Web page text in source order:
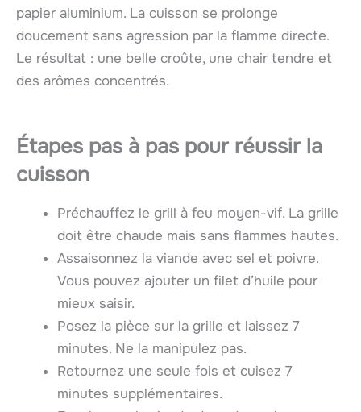
papier aluminium. La cuisson se prolonge
doucement sans agression par la flamme directe.
Le résultat : une belle croûte, une chair tendre et
des arômes concentrés.
Étapes pas à pas pour réussir la
cuisson
Préchauffez le grill à feu moyen-vif. La grille
doit être chaude mais sans flammes hautes.
Assaisonnez la viande avec sel et poivre.
Vous pouvez ajouter un filet d’huile pour
mieux saisir.
Posez la pièce sur la grille et laissez 7
minutes. Ne la manipulez pas.
Retournez une seule fois et cuisez 7
minutes supplémentaires.